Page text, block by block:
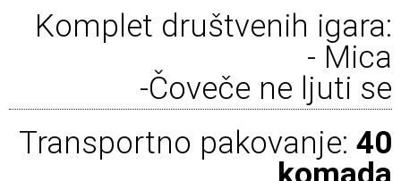
Komplet društvenih igara:
- Mica
-Čoveče ne ljuti se
Transportno pakovanje: 40